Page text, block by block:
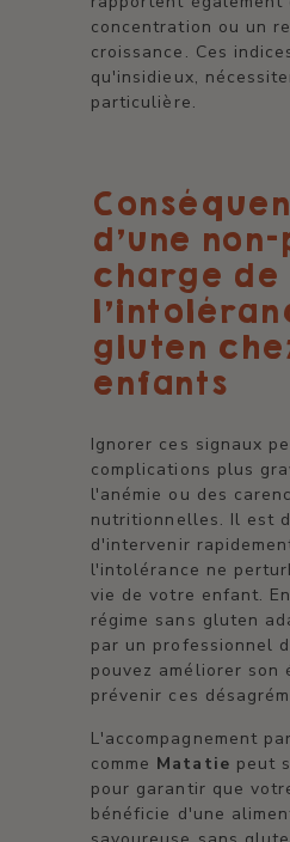
concentration ou un
croissance. Ces
qu'insidieux,
particulière.
d'une
charge de
gluten
enfants
Ignorer ces signaux
complications plus
l'anémie ou des
nutritionnelles. Il est
d'intervenir
l'intolérance ne
vie de votre enfant.
régime sans gluten
par un professionnel
pouvez améliorer
prévenir ces
L'accompagnement
comme Matatie peut
pour garantir que
bénéficie d'une